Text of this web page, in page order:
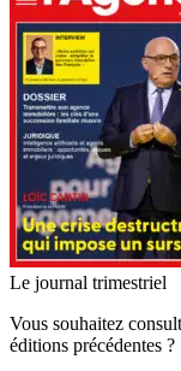
Le journal trimestriel
Vous souhaitez
éditions précédentes ?